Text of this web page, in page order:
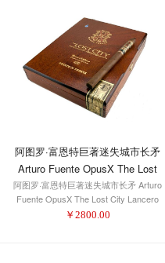
阿图罗·富恩特巨著迷失城市长矛
Arturo Fuente OpusX The Lost
City Lancero
阿图罗·富恩特巨著迷失城市长矛 Arturo
Fuente OpusX The Lost City Lancero
￥ 2800.00